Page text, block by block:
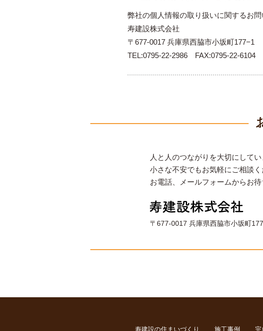
弊社の個人情報の取り扱いに関するお
寿建設株式会社
〒677-0017 兵庫県西脇市小坂町177−1
TEL:0795-22-2986 FAX:0795-22-6104
人と人のつながりを大切にしてい
小さな不安でもお気軽にご相談く
お電話、メールフォームからお待
〒677-0017 兵庫県西脇市小坂町
寿建設の住まいづくり 施工事例 完